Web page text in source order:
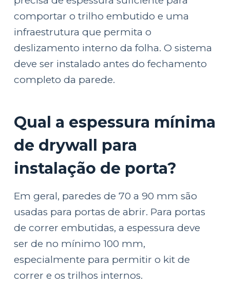
comportar o trilho embutido e uma
infraestrutura que permita o
deslizamento interno da folha. O sistema
deve ser instalado antes do fechamento
completo da parede.
Qual a espessura mínima
de drywall para
instalação de porta?
Em geral, paredes de 70 a 90 mm são
usadas para portas de abrir. Para portas
de correr embutidas, a espessura deve
ser de no mínimo 100 mm,
especialmente para permitir o kit de
correr e os trilhos internos.